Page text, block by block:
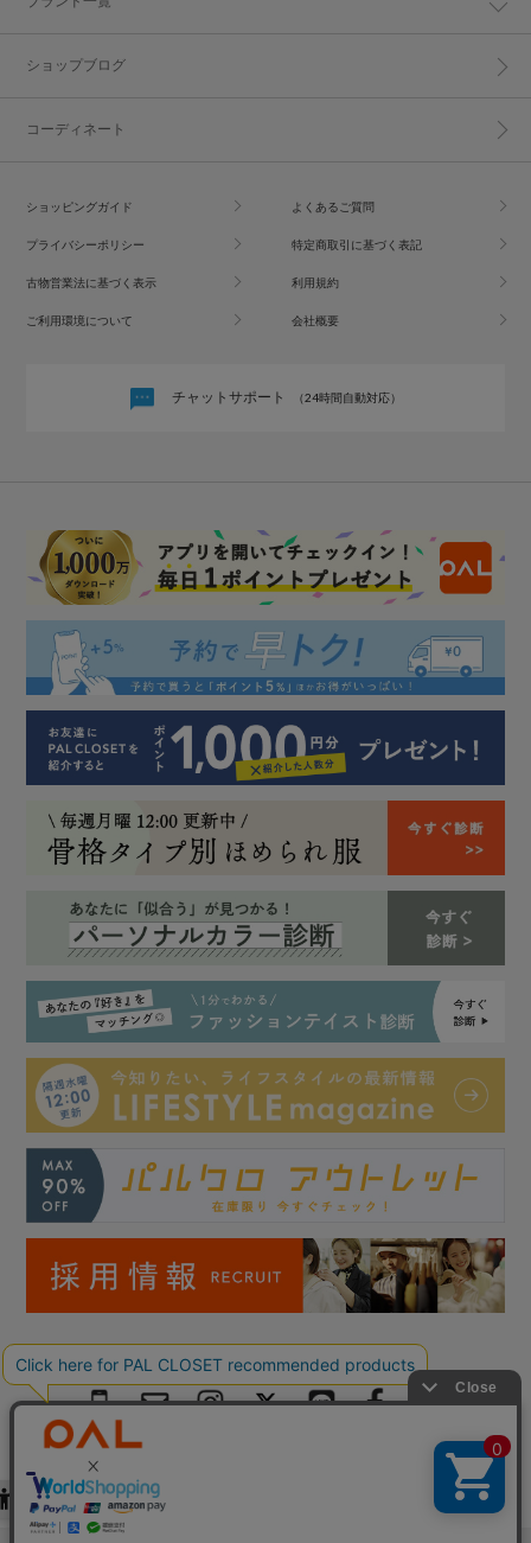
ショップブログ
コーディネート
ショッピングガイド よくあるご質問
プライバシーポリシー 特定商取引に基づく表記
古物営業法に基づく表示 利用規約
ご利用環境について 会社概要
チャットサポート （24時間自動対応）